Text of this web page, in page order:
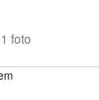
1 foto